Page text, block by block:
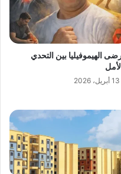
الهيموفيليا بين التحدي
13 أبريل، 2026